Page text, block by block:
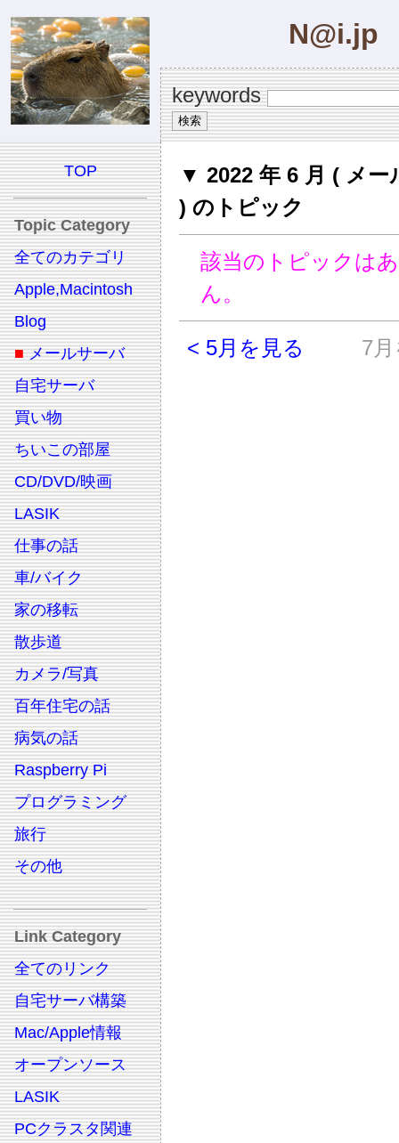
N@i.jp
keywords
TOP
Topic Category
全てのカテゴリ
Apple,Macintosh
Blog
■ メールサーバ
自宅サーバ
買い物
ちいこの部屋
CD/DVD/映画
LASIK
仕事の話
車/バイク
家の移転
散歩道
カメラ/写真
百年住宅の話
病気の話
Raspberry Pi
プログラミング
旅行
その他
Link Category
全てのリンク
自宅サーバ構築
Mac/Apple情報
オープンソース
LASIK
PCクラスタ関連
▼ 2022 年 6 月 ( メー
) のトピック
該当のトピックは
ん。
< 5月を見る 7